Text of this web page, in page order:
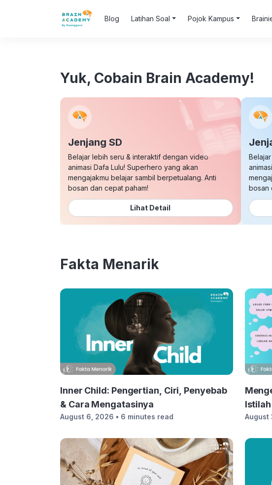
Blog Latihan Soal Pojok Kampus
Yuk, Cobain Brain Academy!
Jenjang SD
Belajar lebih seru & interaktif dengan video
animasi Dafa Lulu! Superhero yang akan
mengajakmu belajar sambil berpetualang. Anti
bosan dan cepat paham!
Lihat Detail
bosan
Fakta Menarik
Inner Child: Pengertian, Ciri, Penyebab
& Cara Mengatasinya
August 6, 2026 • 6 minutes read August